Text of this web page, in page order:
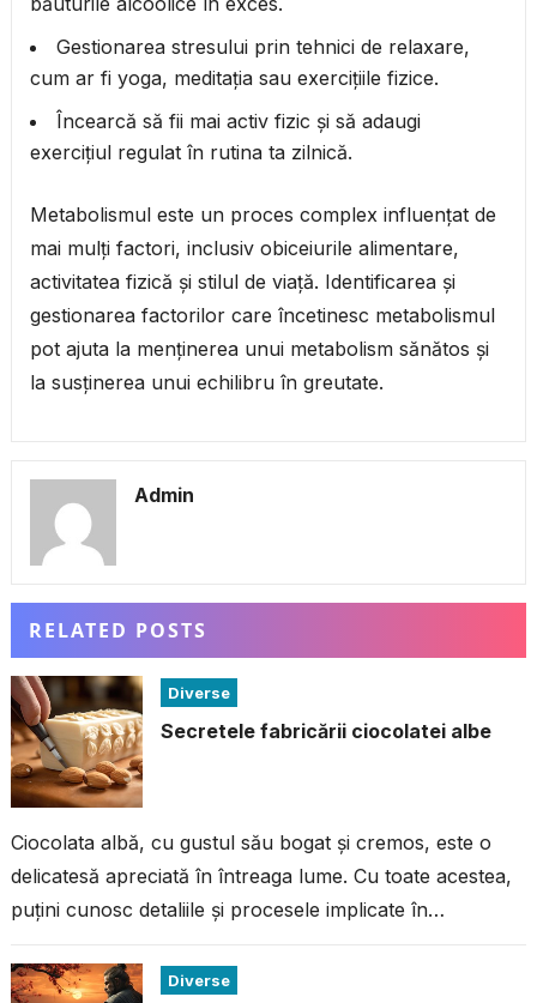
Gestionarea stresului prin tehnici de relaxare,
cum ar fi yoga, meditația sau exercițiile fizice.
Încearcă să fii mai activ fizic și să adaugi
exercițiul regulat în rutina ta zilnică.
Metabolismul este un proces complex influențat de
mai mulți factori, inclusiv obiceiurile alimentare,
activitatea fizică și stilul de viață. Identificarea și
gestionarea factorilor care încetinesc metabolismul
pot ajuta la menținerea unui metabolism sănătos și
la susținerea unui echilibru în greutate.
Admin
RELATED POSTS
Diverse
Secretele fabricării ciocolatei albe
Ciocolata albă, cu gustul său bogat și cremos, este o
delicatesă apreciată în întreaga lume. Cu toate acestea,
puțini cunosc detaliile și procesele implicate în
Diverse